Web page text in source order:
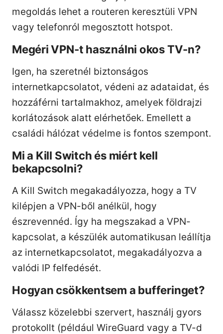
megoldás lehet a routeren keresztüli VPN
vagy telefonról megosztott hotspot.
Megéri VPN-t használni okos TV-n?
Igen, ha szeretnél biztonságos
internetkapcsolatot, védeni az adataidat, és
hozzáférni tartalmakhoz, amelyek földrajzi
korlátozások alatt elérhetőek. Emellett a
családi hálózat védelme is fontos szempont.
Mi a Kill Switch és miért kell
bekapcsolni?
A Kill Switch megakadályozza, hogy a TV
kilépjen a VPN-ből anélkül, hogy
észrevennéd. Így ha megszakad a VPN-
kapcsolat, a készülék automatikusan leállítja
az internetkapcsolatot, megakadályozva a
valódi IP felfedését.
Hogyan csökkentsem a bufferinget?
Válassz közelebbi szervert, használj gyors
protokollt (például WireGuard vagy a TV-d